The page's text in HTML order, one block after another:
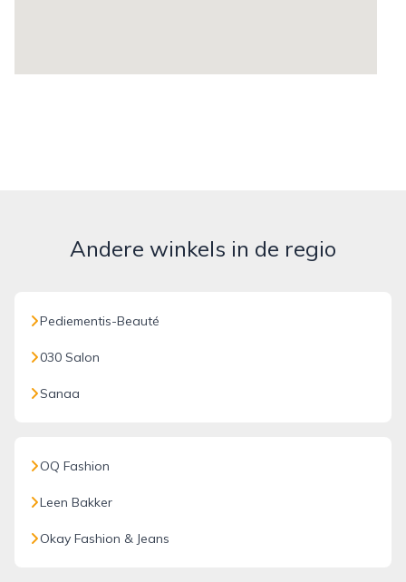
Andere winkels in de regio
Pediementis-Beauté
030 Salon
Sanaa
OQ Fashion
Leen Bakker
Okay Fashion & Jeans